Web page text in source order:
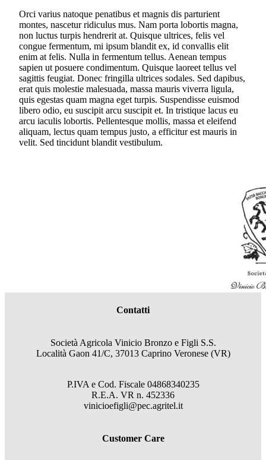
Orci varius natoque penatibus et magnis dis parturient
montes, nascetur ridiculus mus. Nam porta lobortis magna,
non luctus turpis hendrerit at. Quisque ultrices, felis vel
congue fermentum, mi ipsum blandit ex, id convallis elit
enim at felis. Nulla in fermentum tellus. Aenean tempus
sapien ut posuere condimentum. Quisque laoreet tellus vel
sagittis feugiat. Donec fringilla ultrices sodales. Sed dapibus,
erat quis molestie malesuada, massa mauris viverra ligula,
quis egestas quam magna eget turpis. Suspendisse euismod
libero odio, eu suscipit arcu suscipit et. In tristique lacus eu
arcu iaculis lobortis. Pellentesque mollis, massa et eleifend
aliquam, lectus quam tempus justo, a efficitur est mauris in
velit. Sed tincidunt blandit vestibulum.
Contatti
Società Agricola Vinicio Bronzo e Figli S.S.
Località Gaon 41/C, 37013 Caprino Veronese (VR)
P.IVA e Cod. Fiscale 04868340235
R.E.A. VR n. 452336
vinicioefigli@pec.agritel.it
Customer Care